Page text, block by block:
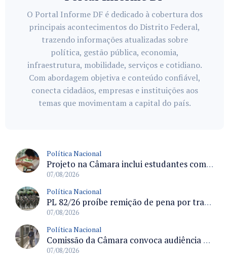
O Portal Informe DF é dedicado à cobertura dos
principais acontecimentos do Distrito Federal,
trazendo informações atualizadas sobre
política, gestão pública, economia,
infraestrutura, mobilidade, serviços e cotidiano.
Com abordagem objetiva e conteúdo confiável,
conecta cidadãos, empresas e instituições aos
temas que movimentam a capital do país.
Política Nacional
Projeto na Câmara inclui estudantes com deficiência no regime escolar especial da LDB e estabelece critérios para frequência
07/08/2026
Política Nacional
PL 82/26 proíbe remição de pena por trabalho em funções militares para condenados por crimes contra o Estado Democrático de Direito
07/08/2026
Política Nacional
Comissão da Câmara convoca audiência para discutir misoginia nas escolas e universidades após divulgação de listas misóginas
07/08/2026